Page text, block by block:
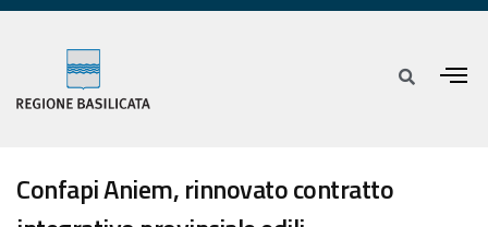
Confapi Aniem, rinnovato contratto